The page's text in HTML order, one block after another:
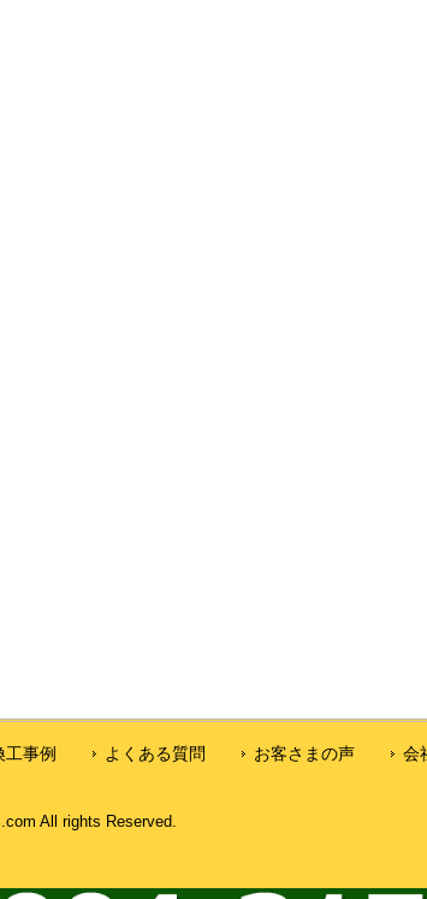
工事例 よくある質問 お客さまの声 会
All rights Reserved.